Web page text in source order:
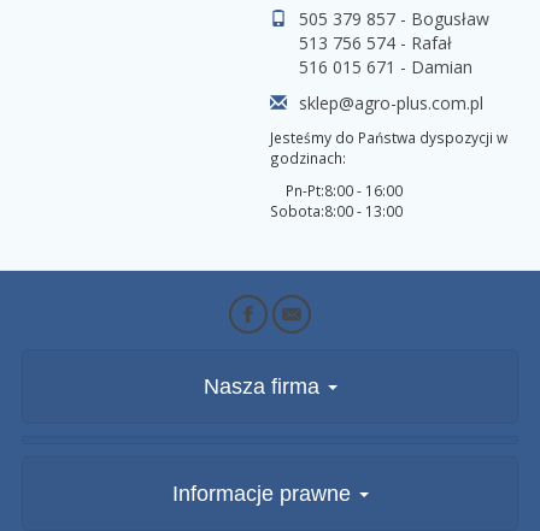
505 379 857 - Bogusław
513 756 574 - Rafał
516 015 671 - Damian
sklep@agro-plus.com.pl
Jesteśmy do Państwa dyspozycji w
godzinach:
Pn-Pt:
Sobota:
8:00 - 16:00
8:00 - 13:00
Nasza firma
Informacje prawne